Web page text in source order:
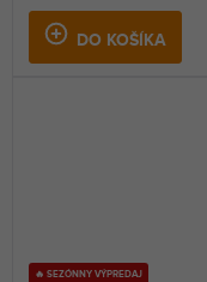
DO KOŠÍKA
🔥 SEZÓNNY VÝPREDAJ